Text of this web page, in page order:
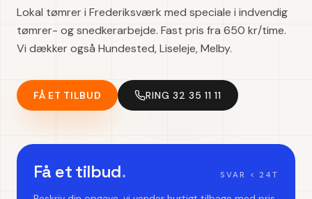
Lokal tømrer i Frederiksværk med speciale i indvendig
tømrer- og snedkerarbejde. Fast pris fra 650 kr/time.
Vi dækker også Hundested, Liseleje, Melby.
FÅ ET TILBUD RING 32 35 11 11
Få et tilbud. SVAR < 24T